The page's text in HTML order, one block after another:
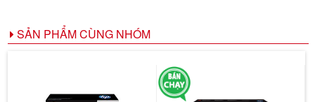
SẢN PHẨM CÙNG NHÓM